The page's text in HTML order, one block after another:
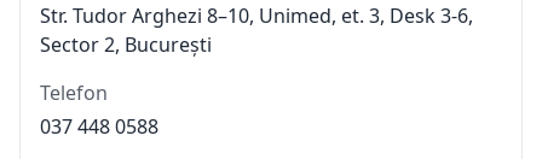
Str. Tudor Arghezi 8–10, Unimed, et. 3, Desk 3-6,
Sector 2, București
Telefon
037 448 0588